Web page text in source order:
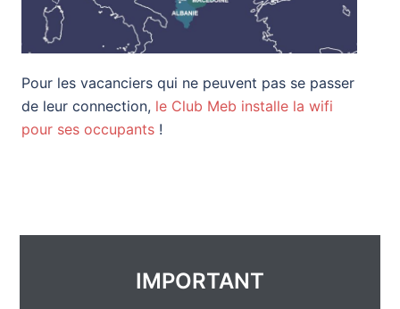
Pour les vacanciers qui ne peuvent pas se passer
de leur connection, le Club Meb installe la wifi
pour ses occupants !
IMPORTANT